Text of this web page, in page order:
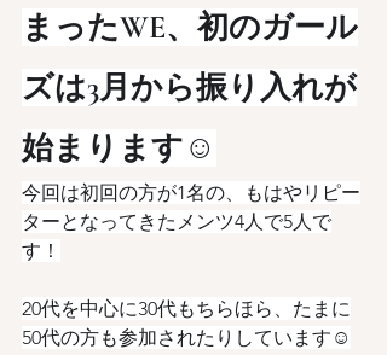
まったWE、初のガール
ズは3月から振り入れが
始まります☺️
今回は初回の方が1名の、もはやリピー
ターとなってきたメンツ4人で5人で
す！
20代を中心に30代もちらほら、たまに
50代の方も参加されたりしています☺️